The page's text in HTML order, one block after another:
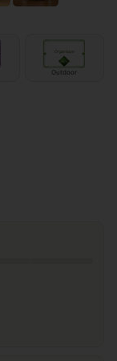
Organique
door
Outdoor